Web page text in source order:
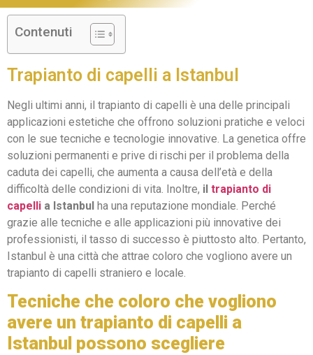
Contenuti
Trapianto di capelli a Istanbul
Negli ultimi anni, il trapianto di capelli è una delle principali
applicazioni estetiche che offrono soluzioni pratiche e veloci
con le sue tecniche e tecnologie innovative. La genetica offre
soluzioni permanenti e prive di rischi per il problema della
caduta dei capelli, che aumenta a causa dell’età e della
difficoltà delle condizioni di vita. Inoltre, il trapianto di
capelli a Istanbul ha una reputazione mondiale. Perché
grazie alle tecniche e alle applicazioni più innovative dei
professionisti, il tasso di successo è piuttosto alto. Pertanto,
Istanbul è una città che attrae coloro che vogliono avere un
trapianto di capelli straniero e locale.
Tecniche che coloro che vogliono
avere un trapianto di capelli a
Istanbul possono scegliere